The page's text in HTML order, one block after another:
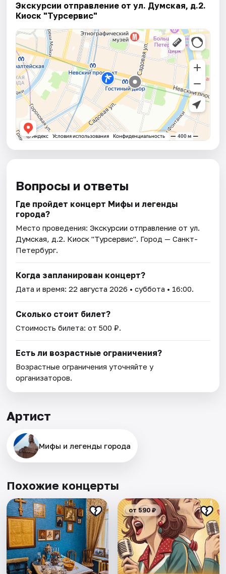
Экскурсии отправление от ул. Думская, д.2.
Киоск "Турсервис"
Вопросы и ответы
Где пройдет концерт Мифы и легенды
города?
Место проведения:Экскурсии отправление от ул.
Думская, д.2. Киоск "Турсервис". Город — Санкт-
Петербург.
Когда запланирован концерт?
Дата и время:22 августа 2026 • суббота • 16:00.
Сколько стоит билет?
Стоимость билета: от 500 ₽.
Есть ли возрастные ограничения?
Возрастные ограничения уточняйте у
организаторов.
Артист
Мифы и легенды города
Похожие концерты
от 590 ₽